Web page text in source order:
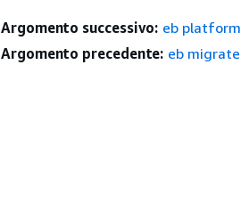
Argomento successivo: eb platform
Argomento precedente: eb migrate